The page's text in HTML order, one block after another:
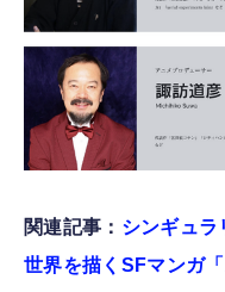
関連記事： シンギュラ
世界を描くSFマンガ